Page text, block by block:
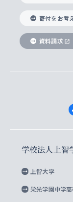
理工学部
Futures
実践宗
総合人間
経済学
グロー
アジア
アメリ
メディ
水稀少
先進機
就職（
企業の
Sophia
学費・奨学
学部入
国によ
大学院
海外留
上智大
国連
ダイバ
数字で見
上智大学
父母・
学外と
上智大学
上智大
英文広
上智大学
上智大
上智大
上智大学
上智大学
上智大
キャンパ
寄付をお考
資料請求
学校法人上智
上智大学
栄光学園中学